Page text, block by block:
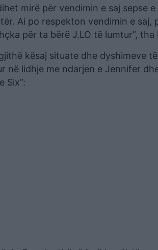
mirë për vendimin e saj sepse
Ai po respekton vendimin e saj,
për ta bërë J.LO të lumtur”, tha
kësaj situate dhe dyshimeve
në lidhje me ndarjen e Jennifer
Six”: